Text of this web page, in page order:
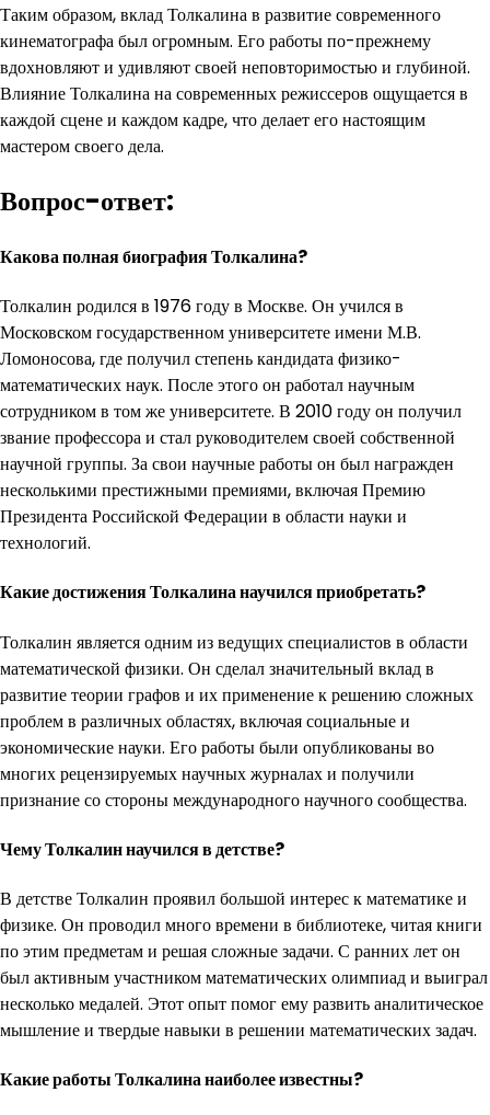
Таким образом, вклад Толкалина в развитие современного
кинематографа был огромным. Его работы по-прежнему
вдохновляют и удивляют своей неповторимостью и глубиной.
Влияние Толкалина на современных режиссеров ощущается в
каждой сцене и каждом кадре, что делает его настоящим
мастером своего дела.
Вопрос-ответ:
Какова полная биография Толкалина?
Толкалин родился в 1976 году в Москве. Он учился в
Московском государственном университете имени М.В.
Ломоносова, где получил степень кандидата физико-
математических наук. После этого он работал научным
сотрудником в том же университете. В 2010 году он получил
звание профессора и стал руководителем своей собственной
научной группы. За свои научные работы он был награжден
несколькими престижными премиями, включая Премию
Президента Российской Федерации в области науки и
технологий.
Какие достижения Толкалина научился приобретать?
Толкалин является одним из ведущих специалистов в области
математической физики. Он сделал значительный вклад в
развитие теории графов и их применение к решению сложных
проблем в различных областях, включая социальные и
экономические науки. Его работы были опубликованы во
многих рецензируемых научных журналах и получили
признание со стороны международного научного сообщества.
Чему Толкалин научился в детстве?
В детстве Толкалин проявил большой интерес к математике и
физике. Он проводил много времени в библиотеке, читая книги
по этим предметам и решая сложные задачи. С ранних лет он
был активным участником математических олимпиад и выиграл
несколько медалей. Этот опыт помог ему развить аналитическое
мышление и твердые навыки в решении математических задач.
Какие работы Толкалина наиболее известны?